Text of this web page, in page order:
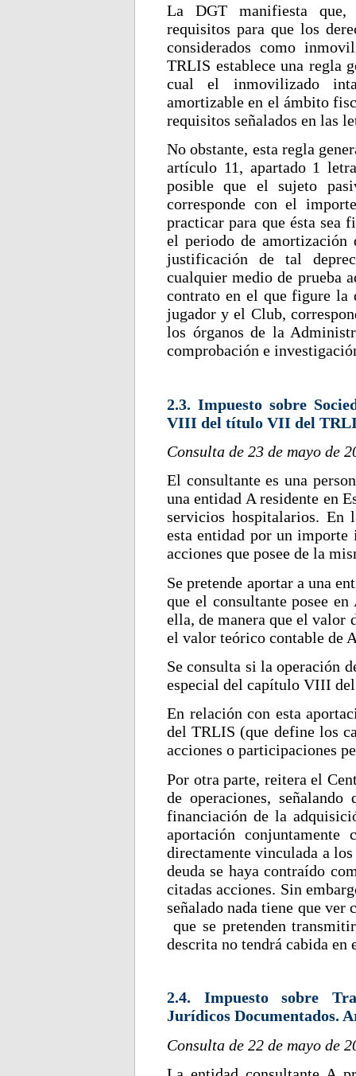
La DGT manifiesta que,
requisitos para que los
considerados como
TRLIS establece una regla
cual el inmovilizado
amortizable en el ámbito
requisitos señalados en las
No obstante, esta regla
artículo 11, apartado 1
posible que el sujeto
corresponde con el
practicar para que ésta sea
el periodo de
justificación de tal
cualquier medio de prueba
contrato en el que figure la
jugador y el Club,
los órganos de la
comprobación e
2.3. Impuesto sobre
VIII del título VII del
Consulta de 23 de mayo de
El consultante es una
una entidad A residente en
servicios hospitalarios. En
esta entidad por un
acciones que posee de la
Se pretende aportar a una
que el consultante posee
ella, de manera que el valor
el valor teórico contable de
Se consulta si la operación
especial del capítulo VIII
En relación con esta
del TRLIS (que define los
acciones o participaciones
Por otra parte, reitera el
de operaciones,
financiación de la
aportación
directamente vinculada a
deuda se haya contraído
citadas acciones. Sin
señalado nada tiene que
que se pretenden
descrita no tendrá cabida
2.4. Impuesto sobre
Jurídicos Documentados.
Consulta de 22 de mayo de